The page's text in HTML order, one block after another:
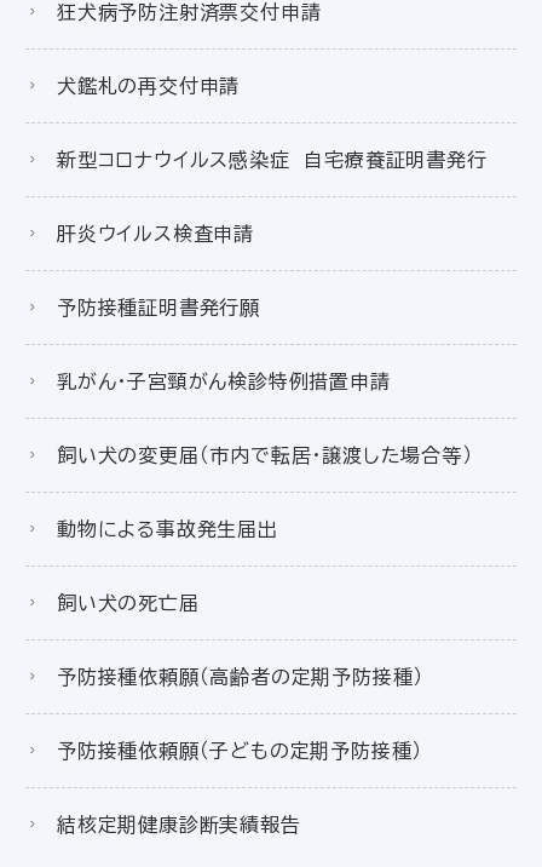
狂犬病予防注射済票交付申請
犬鑑札の再交付申請
新型コロナウイルス感染症 自宅療養証明書発行
肝炎ウイルス検査申請
予防接種証明書発行願
乳がん・子宮頸がん検診特例措置申請
飼い犬の変更届（市内で転居・譲渡した場合等）
動物による事故発生届出
飼い犬の死亡届
予防接種依頼願（高齢者の定期予防接種）
予防接種依頼願（子どもの定期予防接種）
結核定期健康診断実績報告